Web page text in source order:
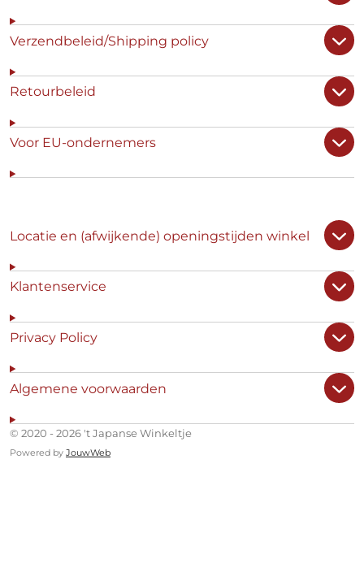
Verzendbeleid/Shipping policy
Retourbeleid
Voor EU-ondernemers
Locatie en (afwijkende) openingstijden winkel
Klantenservice
Privacy Policy
Algemene voorwaarden
© 2020 - 2026 't Japanse Winkeltje
Powered by JouwWeb